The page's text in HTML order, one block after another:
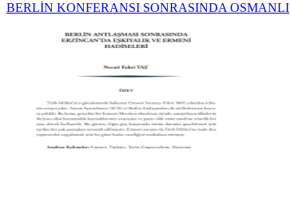
BERLİN KONFERANSI SONRASINDA OSMANLI